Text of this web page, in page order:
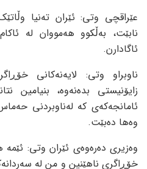
عێراقچی وتی: ئێران تەنیا
نابێت، بەڵکوو هەمووان لە
ئاگادارن.
ناوبراو وتی: لایەنەکانی
زایۆنیستی بدەنەوە، بنیامین
ئامانجەکەی کە لەناوبردنی
وەها دەبێت.
وەزیری دەرەوەی ئێران وتی: ئێمە
خۆڕاگری ناهێنین و من لە